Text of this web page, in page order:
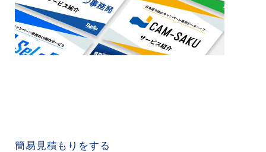
簡易見積もりをする